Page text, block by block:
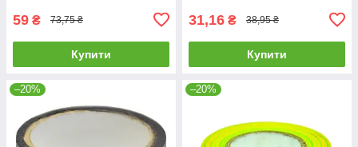
59 ₴ 73,75 ₴
Купити
31,16 ₴ 38,95 ₴
Купити
–20% –20%